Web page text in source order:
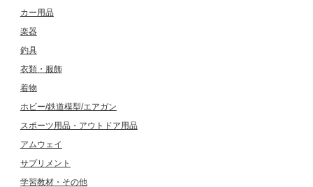
カー用品
楽器
釣具
衣類・服飾
着物
ホビー/鉄道模型/エアガン
スポーツ用品・アウトドア用品
アムウェイ
サプリメント
学習教材・その他